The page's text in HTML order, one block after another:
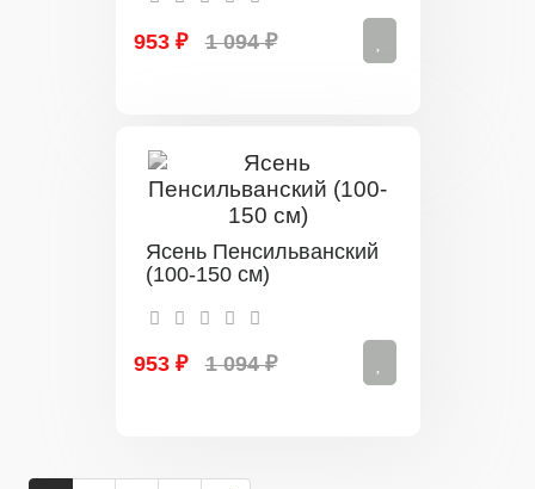
953 ₽ 1 094 ₽
Ясень Пенсильванский
(100-150 см)
953 ₽ 1 094 ₽